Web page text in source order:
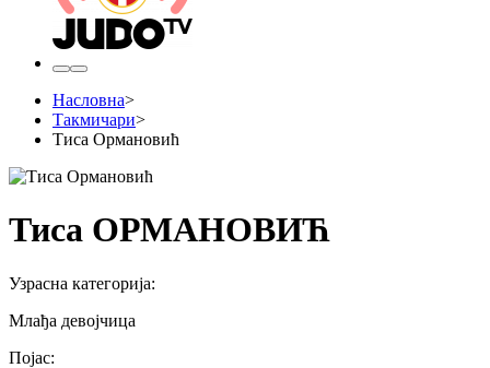
Насловна>
Такмичари>
Тиса Ормановић
Тиса ОРМАНОВИЋ
Узрасна категорија:
Млађа девојчица
Појас: